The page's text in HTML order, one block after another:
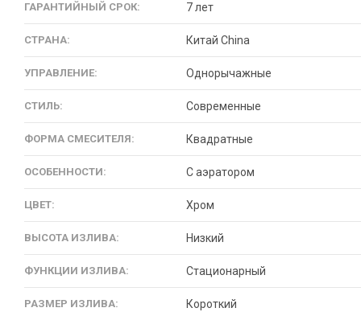
ГАРАНТИЙНЫЙ СРОК: 7 лет
СТРАНА: Китай China
УПРАВЛЕНИЕ: Однорычажные
СТИЛЬ: Современные
ФОРМА СМЕСИТЕЛЯ: Квадратные
ОСОБЕННОСТИ: С аэратором
ЦВЕТ: Хром
ВЫСОТА ИЗЛИВА: Низкий
ФУНКЦИИ ИЗЛИВА: Стационарный
РАЗМЕР ИЗЛИВА: Короткий